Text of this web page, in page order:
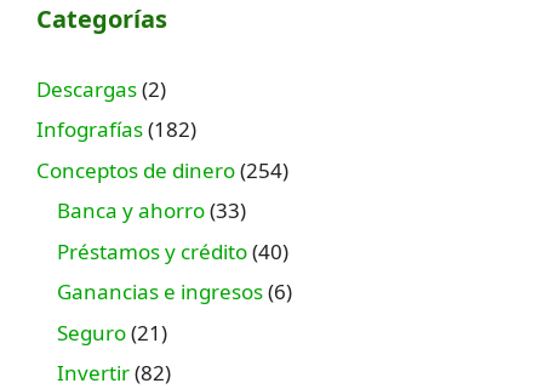
Categorías
Descargas(2)
Infografías(182)
Conceptos de dinero(254)
Banca y ahorro(33)
Préstamos y crédito(40)
Ganancias e ingresos(6)
Seguro(21)
Invertir(82)